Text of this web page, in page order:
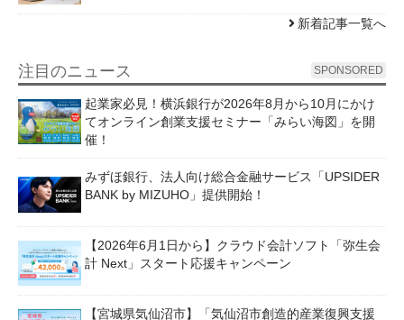
新着記事一覧へ
注目のニュース SPONSORED
起業家必見！横浜銀行が2026年8月から10月にかけ
てオンライン創業支援セミナー「みらい海図」を開
催！
みずほ銀行、法人向け総合金融サービス「UPSIDER
BANK by MIZUHO」提供開始！
【2026年6月1日から】クラウド会計ソフト「弥生会
計 Next」スタート応援キャンペーン
【宮城県気仙沼市】「気仙沼市創造的産業復興支援